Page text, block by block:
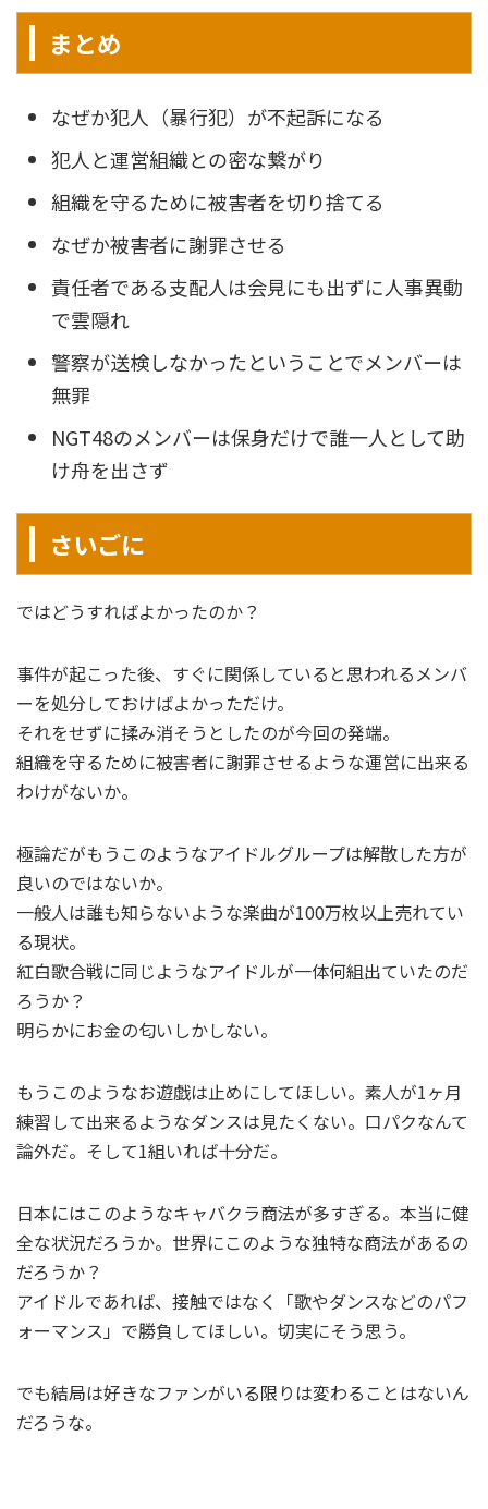
まとめ
なぜか犯人（暴行犯）が不起訴になる
犯人と運営組織との密な繋がり
組織を守るために被害者を切り捨てる
なぜか被害者に謝罪させる
責任者である支配人は会見にも出ずに人事異動
で雲隠れ
警察が送検しなかったということでメンバーは
無罪
NGT48のメンバーは保身だけで誰一人として助
け舟を出さず
さいごに
ではどうすればよかったのか？
事件が起こった後、すぐに関係していると思われるメンバ
ーを処分しておけばよかっただけ。
それをせずに揉み消そうとしたのが今回の発端。
組織を守るために被害者に謝罪させるような運営に出来る
わけがないか。
極論だがもうこのようなアイドルグループは解散した方が
良いのではないか。
一般人は誰も知らないような楽曲が100万枚以上売れてい
る現状。
紅白歌合戦に同じようなアイドルが一体何組出ていたのだ
ろうか？
明らかにお金の匂いしかしない。
もうこのようなお遊戯は止めにしてほしい。素人が1ヶ月
練習して出来るようなダンスは見たくない。口パクなんて
論外だ。そして1組いれば十分だ。
日本にはこのようなキャバクラ商法が多すぎる。本当に健
全な状況だろうか。世界にこのような独特な商法があるの
だろうか？
アイドルであれば、接触ではなく「歌やダンスなどのパフ
ォーマンス」で勝負してほしい。切実にそう思う。
でも結局は好きなファンがいる限りは変わることはないん
だろうな。